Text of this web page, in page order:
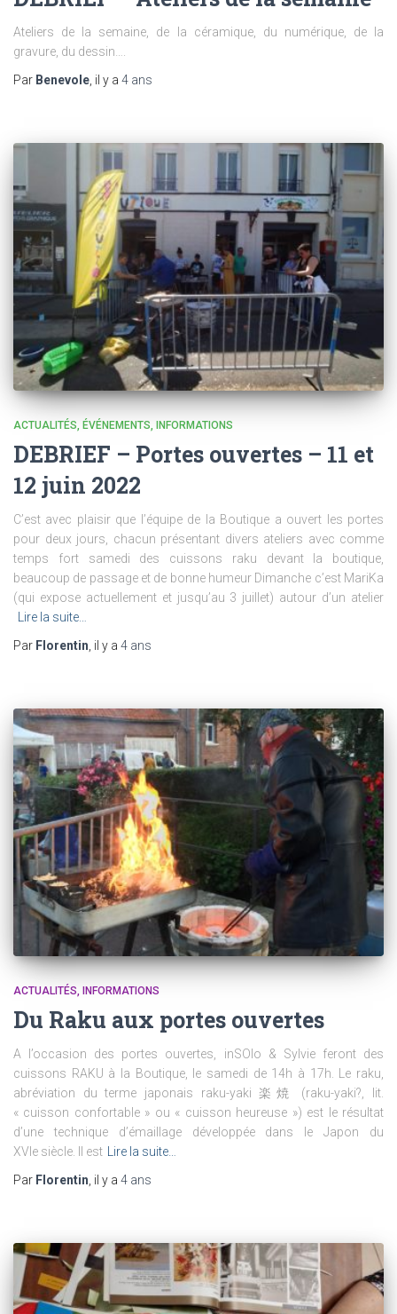
Ateliers de la semaine, de la céramique, du numérique, de la
gravure, du dessin….
Par Benevole, il y a 4 ans
ACTUALITÉS ÉVÉNEMENTS INFORMATIONS
DEBRIEF – Portes ouvertes – 11 et
12 juin 2022
C’est avec plaisir que l’équipe de la Boutique a ouvert les portes
pour deux jours, chacun présentant divers ateliers avec comme
temps fort samedi des cuissons raku devant la boutique,
beaucoup de passage et de bonne humeur Dimanche c’est MariKa
(qui expose actuellement et jusqu’au 3 juillet) autour d’un atelier
Lire la suite…
Par Florentin , il y a 4 ans
ACTUALITÉS INFORMATIONS
Du Raku aux portes ouvertes
A l’occasion des portes ouvertes, inSOlo & Sylvie feront des
cuissons RAKU à la Boutique, le samedi de 14h à 17h. Le raku,
abréviation du terme japonais raku-yaki 楽焼 (raku-yaki?, lit.
« cuisson confortable » ou « cuisson heureuse ») est le résultat
d’une technique d’émaillage développée dans le Japon du
XVIe siècle. Il est Lire la suite…
Par Florentin , il y a 4 ans